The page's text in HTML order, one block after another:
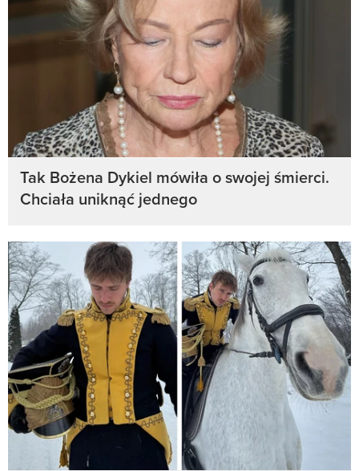
Tak Bożena Dykiel mówiła o swojej śmierci.
Chciała uniknąć jednego